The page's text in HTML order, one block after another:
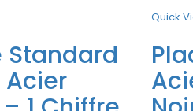
Standard
Quick